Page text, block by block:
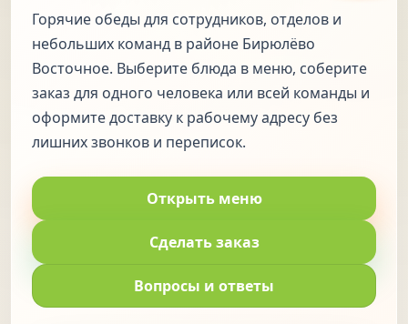
Горячие обеды для сотрудников, отделов и
небольших команд в районе Бирюлёво
Восточное. Выберите блюда в меню, соберите
заказ для одного человека или всей команды и
оформите доставку к рабочему адресу без
лишних звонков и переписок.
Открыть меню
Сделать заказ
Вопросы и ответы